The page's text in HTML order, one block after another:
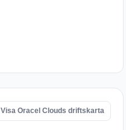
Visa Oracel Clouds driftskarta